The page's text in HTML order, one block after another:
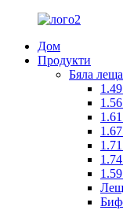
Дом
Продукти
Бяла леща